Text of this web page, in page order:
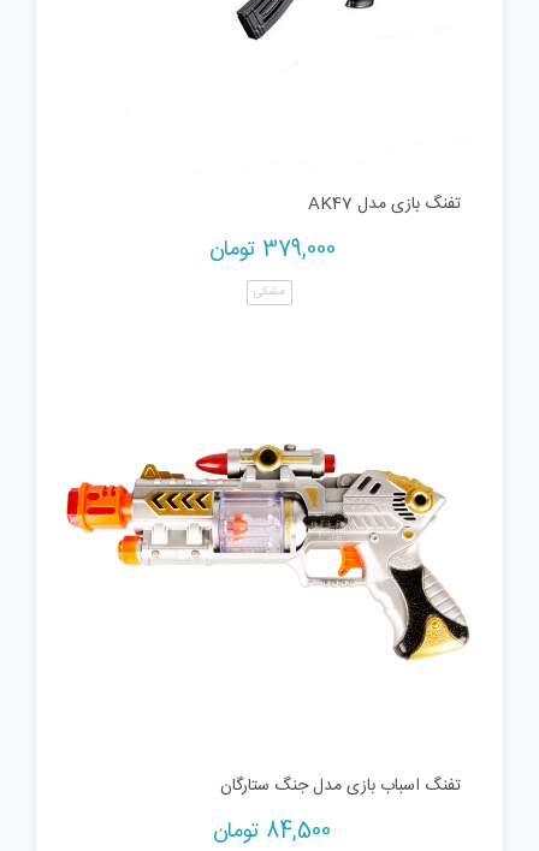
تفنگ بازی مدل AK47
379,000 تومان
مشکی
تفنگ اسباب بازی مدل جنگ ستارگان
84,500 تومان